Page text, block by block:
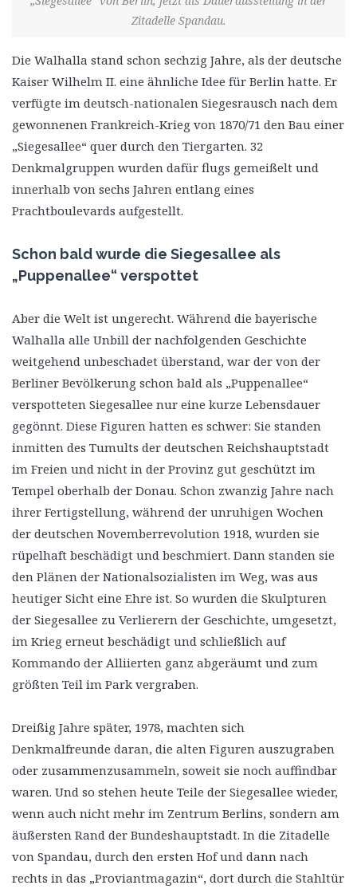
Zitadelle Spandau.
Die Walhalla stand schon sechzig Jahre, als der deutsche
Kaiser Wilhelm II. eine ähnliche Idee für Berlin hatte. Er
verfügte im deutsch-nationalen Siegesrausch nach dem
gewonnenen Frankreich-Krieg von 1870/71 den Bau einer
„Siegesallee“ quer durch den Tiergarten. 32
Denkmalgruppen wurden dafür flugs gemeißelt und
innerhalb von sechs Jahren entlang eines
Prachtboulevards aufgestellt.
Schon bald wurde die Siegesallee als
„Puppenallee“ verspottet
Aber die Welt ist ungerecht. Während die bayerische
Walhalla alle Unbill der nachfolgenden Geschichte
weitgehend unbeschadet überstand, war der von der
Berliner Bevölkerung schon bald als „Puppenallee“
verspotteten Siegesallee nur eine kurze Lebensdauer
gegönnt. Diese Figuren hatten es schwer: Sie standen
inmitten des Tumults der deutschen Reichshauptstadt
im Freien und nicht in der Provinz gut geschützt im
Tempel oberhalb der Donau. Schon zwanzig Jahre nach
ihrer Fertigstellung, während der unruhigen Wochen
der deutschen Novemberrevolution 1918, wurden sie
rüpelhaft beschädigt und beschmiert. Dann standen sie
den Plänen der Nationalsozialisten im Weg, was aus
heutiger Sicht eine Ehre ist. So wurden die Skulpturen
der Siegesallee zu Verlierern der Geschichte, umgesetzt,
im Krieg erneut beschädigt und schließlich auf
Kommando der Alliierten ganz abgeräumt und zum
größten Teil im Park vergraben.
Dreißig Jahre später, 1978, machten sich
Denkmalfreunde daran, die alten Figuren auszugraben
oder zusammenzusammeln, soweit sie noch auffindbar
waren. Und so stehen heute Teile der Siegesallee wieder,
wenn auch nicht mehr im Zentrum Berlins, sondern am
äußersten Rand der Bundeshauptstadt. In die Zitadelle
von Spandau, durch den ersten Hof und dann nach
rechts in das „Proviantmagazin“, dort durch die Stahltür